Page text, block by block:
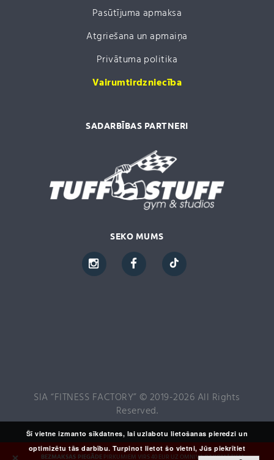
BEZMAKSAS PIEGĀDEPIRKUMIEM VIRS 40 EUR UZ OMNIVA PAKOMĀTIEM,
Pasūtījuma apmaksa
Atgriešana un apmaiņa
Privātuma politika
Vairumtirdzniecība
SADARBĪBAS PARTNERI
SEKO MUMS
SIA “FITNESS FACTORY” © 2019-2026 All Rights
Reserved.
Šī vietne izmanto sīkdatnes, lai uzlabotu lietošanas pieredzi un
optimizētu tās darbību. Turpinot lietot šo vietni, Jūs piekrītiet